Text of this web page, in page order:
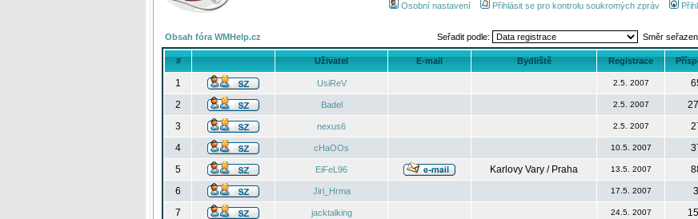
Osobní nastavení
Přihlásit se pro kontrolu soukromých zpráv
Obsah fóra WMHelp.cz Seřadit podle: Směr
# Uživatel E-mail Bydliště Registrace
1 UsiReV 2.5. 2007
2
Badel 2.5. 2007
3
nexus6 2.5. 2007
4
cHaOOs 10.5. 2007
5
EiFeL96 Karlovy Vary / Praha 13.5. 2007
6
Jiri_Hrma 17.5. 2007
3
7
jacktalking 24.5. 2007